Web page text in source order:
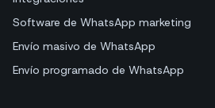
Software de WhatsApp marketing
Envío masivo de WhatsApp
Envío programado de WhatsApp